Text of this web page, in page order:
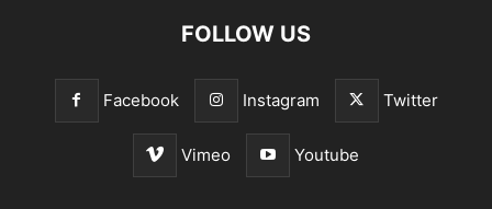
FOLLOW US
Facebook Instagram Twitter
Vimeo Youtube